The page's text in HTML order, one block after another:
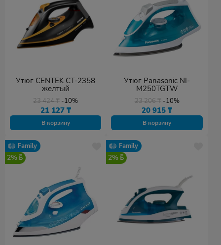
Утюг CENTEK CT-2358
желтый
23 424₸ -10%
21 127 ₸
В корзину
Утюг Panasonic NI-
M250TGTW
23 206₸ -10%
20 915₸
В корзину
Family
2%
Family
2%